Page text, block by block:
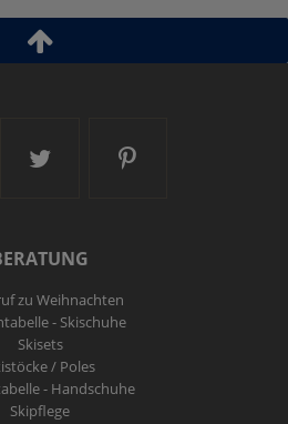
More auf Facebook
Ski and More auf
Ski and More
zu Weihnachten
- Skischuhe
Skisets
/ Poles
- Handschuhe
Skipflege